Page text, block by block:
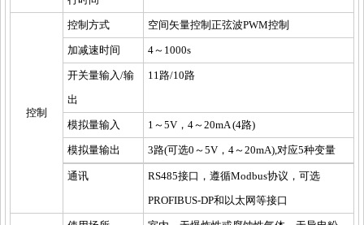
控制
控制方式 空间矢量控制正弦波PWM控制
加减速时间 4～1000s
开关量输入/输
出
11路/10路
模拟量输入 1～5V，4～20mA (4路)
模拟量输出 3路(可选0～5V，4～20mA),对应5种变量
通讯
RS485接口，遵循Modbus协议，可选
PROFIBUS-DP和以太网等接口